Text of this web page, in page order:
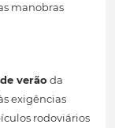
manobras
verão da
exigências
rodoviários